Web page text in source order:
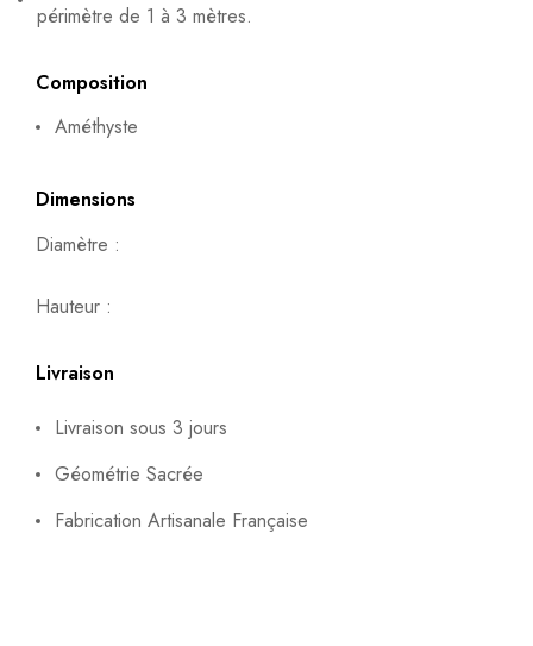
périmètre de 1 à 3 mètres.
Composition
Améthyste
Dimensions
Diamètre :
Hauteur :
Livraison
Livraison sous 3 jours
Géométrie Sacrée
Fabrication Artisanale Française